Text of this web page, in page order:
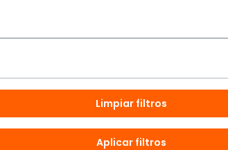
Limpiar filtros
Aplicar filtros